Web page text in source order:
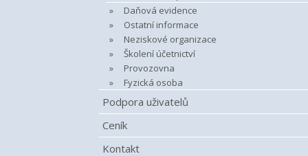
Daňová evidence
Ostatní informace
Neziskové organizace
Školení účetnictví
Provozovna
Fyzická osoba
Podpora uživatelů
Ceník
Kontakt